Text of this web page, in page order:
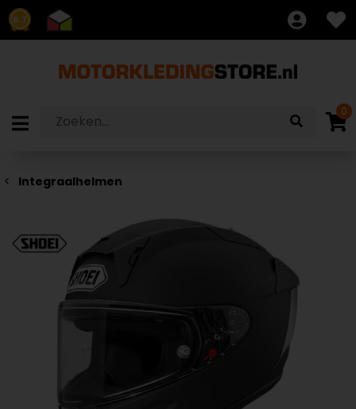
8.7
0
Integraalhelmen